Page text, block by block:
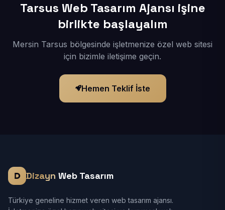
Tarsus Web Tasarım Ajansı işine
birlikte başlayalım
Mersin Tarsus bölgesinde işletmenize özel web sitesi
için bizimle iletişime geçin.
Hemen Teklif İste
Dizayn Web Tasarım
Türkiye geneline hizmet veren web tasarım ajansı.